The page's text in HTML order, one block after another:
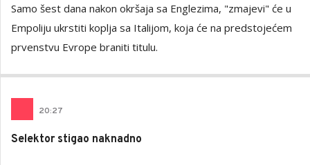
Samo šest dana nakon okršaja sa Englezima, "zmajevi" će u
Empoliju ukrstiti koplja sa Italijom, koja će na predstojećem
prvenstvu Evrope braniti titulu.
20:27
Selektor stigao naknadno